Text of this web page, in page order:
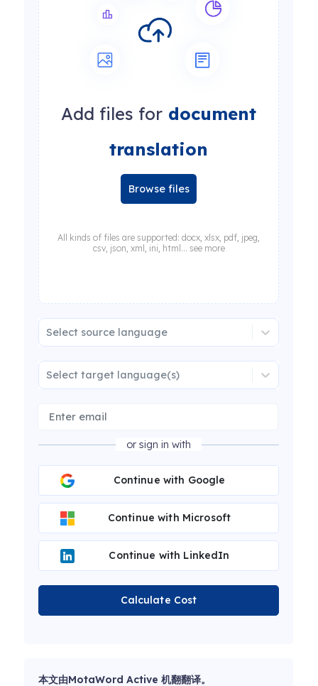
Add files for document
translation
Browse files
All kinds of files are supported: docx, xlsx, pdf, jpeg,
csv, json, xml, ini, html... see more
Select source language
Select target language(s)
or sign in with
Continue with Google
Continue with Microsoft
Continue with LinkedIn
Calculate Cost
本文由MotaWord Active 机翻翻译。